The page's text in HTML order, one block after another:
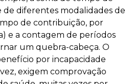
de diferentes modalidades de
de contribuição, por
e a contagem de períodos
um quebra-cabeça. O
por incapacidade
exigem comprovação